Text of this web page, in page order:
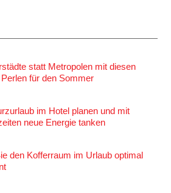
statt Metropolen mit diesen
für den Sommer
im Hotel planen und mit
neue Energie tanken
den Kofferraum im Urlaub optimal